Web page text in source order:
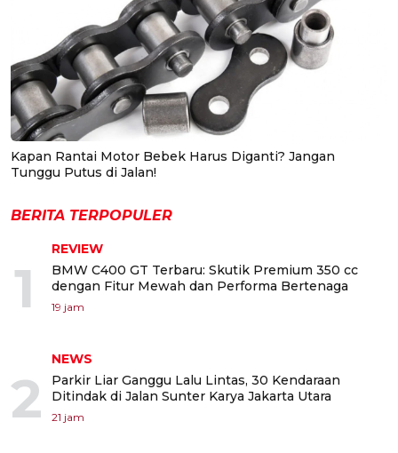
Kapan Rantai Motor Bebek Harus Diganti? Jangan
Tunggu Putus di Jalan!
BERITA TERPOPULER
1
REVIEW
BMW C400 GT Terbaru: Skutik Premium 350 cc
dengan Fitur Mewah dan Performa Bertenaga
19 jam
2
NEWS
Parkir Liar Ganggu Lalu Lintas, 30 Kendaraan
Ditindak di Jalan Sunter Karya Jakarta Utara
21 jam